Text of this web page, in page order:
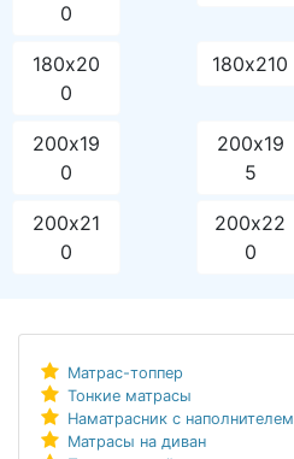
0
180х20
0
180х210
200х19
0
200х19
5
200х21
0
200х22
0
Матрас-топпер
Тонкие матрасы
Наматрасник с наполнителем
Матрасы на диван